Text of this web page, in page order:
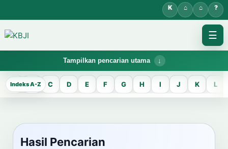
☰
Tampilkan pencarian utama
KBJI WORKSPACE
Hasil Pencarian
Temukan lema Jawa dan maknanya dalam bahasa Indonesia saat
mengelola data Kamus Bahasa Jawa-Indonesia.
A B C D E F G H I J K L
Hasil Pencarian